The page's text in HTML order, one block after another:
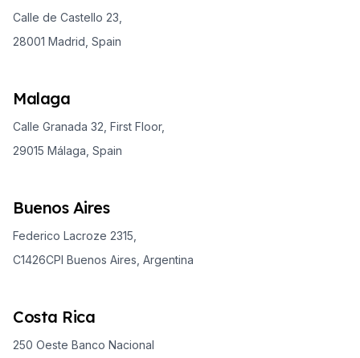
Calle de Castello 23,
28001 Madrid, Spain
Malaga
Calle Granada 32, First Floor,
29015 Málaga, Spain
Buenos Aires
Federico Lacroze 2315,
C1426CPI Buenos Aires, Argentina
Costa Rica
250 Oeste Banco Nacional